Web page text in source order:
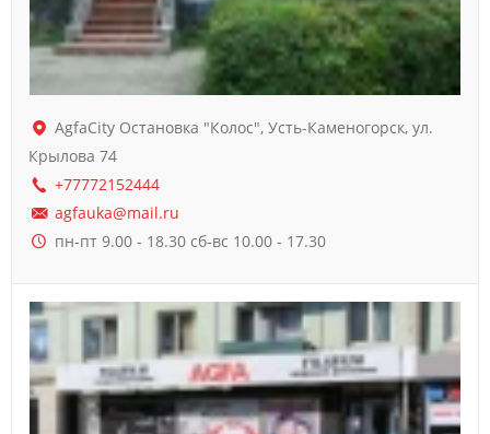
AgfaCity Остановка "Колос", Усть-Каменогорск, ул.
Крылова 74
+77772152444
agfauka@mail.ru
пн-пт 9.00 - 18.30 сб-вс 10.00 - 17.30